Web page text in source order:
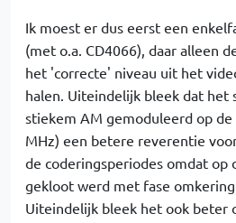
Ik moest er dus eerst een
(met o.a. CD4066), daar alleen
het 'correcte' niveau uit het
halen. Uiteindelijk bleek dat het
stiekem AM gemoduleerd op
MHz) een betere reverentie
de coderingsperiodes omdat op
gekloot werd met fase
Uiteindelijk bleek het ook beter